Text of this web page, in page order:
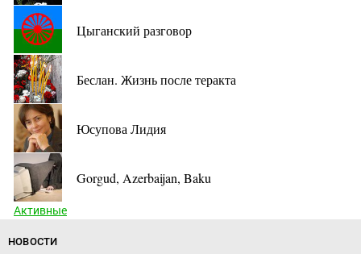
Цыганский разговор
Беслан. Жизнь после теракта
Юсупова Лидия
Gorgud, Azerbaijan, Baku
Активные
НОВОСТИ